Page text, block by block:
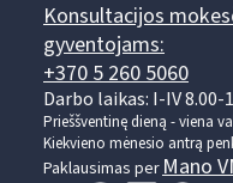
Konsultacijos
gyventojams:
+370 5 260 5060
Darbo laikas: I-IV 8.00-
Prieššventinę dieną - viena
Kiekvieno mėnesio antrą
Paklausimas perMano